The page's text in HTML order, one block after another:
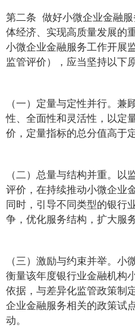
第二条 做好小微企业金融
体经济、实现高质量发展的
小微企业金融服务工作开展
监管评价），应当坚持以下
（一）定量与定性并行。
性、全面性和灵活性，以定
价，定量指标的总分值高于
（二）总量与结构并重。
评价，在持续推动小微企业
同时，引导不同类型的银行
争，优化服务结构，扩大服
（三）激励与约束并举。
衡量该年度银行业金融机构
依据，与差异化监管政策制
企业金融服务相关的政策试
动。